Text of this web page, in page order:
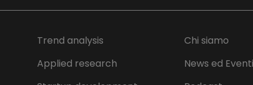
delle risorse idriche al fine di
Trend analysis
Applied research
Chi siamo
News ed Eventi